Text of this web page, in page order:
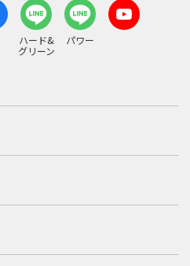
ハード&
グリーン
パワー